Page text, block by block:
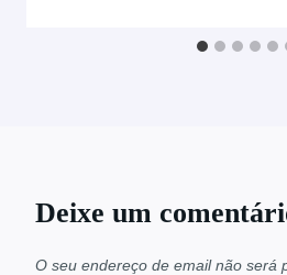
Deixe um
O seu endereço de email não será